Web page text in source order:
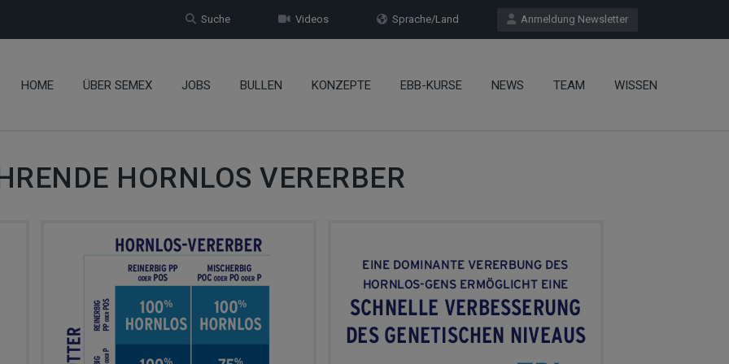
Anmeldung Newsletter
Sprache/Land
Videos
Suche
HOME ÜBER SEMEX JOBS BULLEN KONZEPTE EBB-KURSE NEWS TEAM WISSEN
HORNLOS VERERBER